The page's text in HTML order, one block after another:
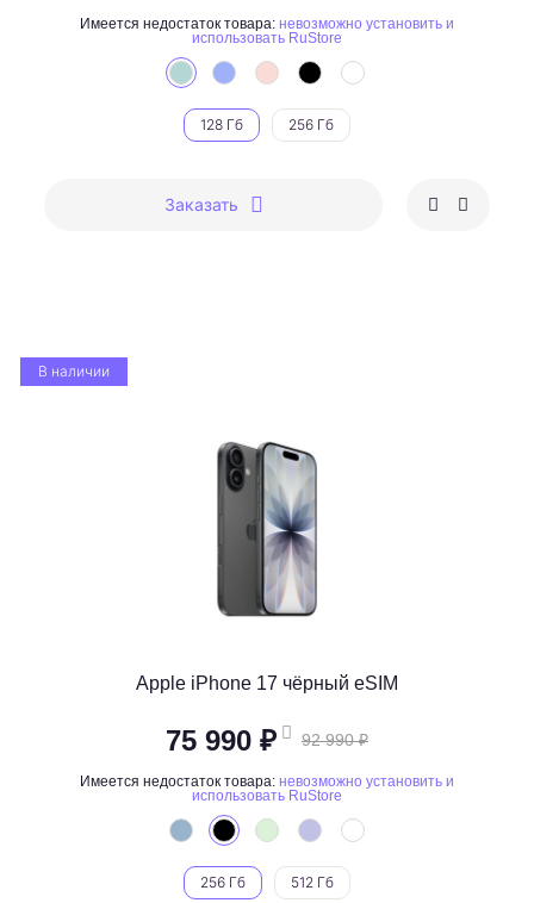
Имеется недостаток товара: невозможно установить и
использовать RuStore
128 Гб 256 Гб
Заказать
В наличии
Apple iPhone 17 чёрный eSIM
75 990 ₽ 92 990 ₽
Имеется недостаток товара: невозможно установить и
использовать RuStore
256 Гб 512 Гб